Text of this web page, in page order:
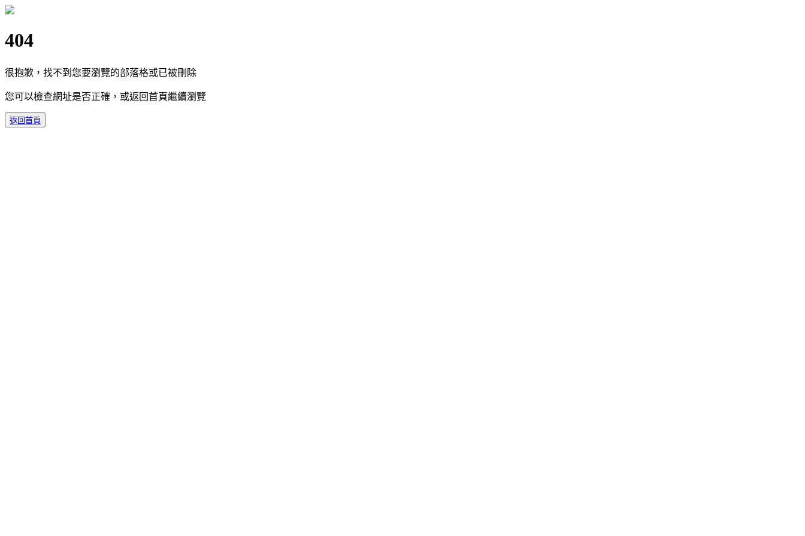
404
很抱歉，找不到您要瀏覽的部落格或已被刪除
您可以檢查網址是否正確，或返回首頁繼續瀏覽
返回首頁